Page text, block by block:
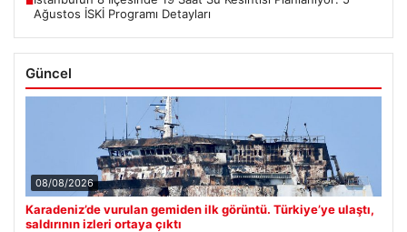
Güncel
Karadeniz’de vurulan gemiden ilk görüntü. Türkiye’ye ulaştı,
saldırının izleri ortaya çıktı